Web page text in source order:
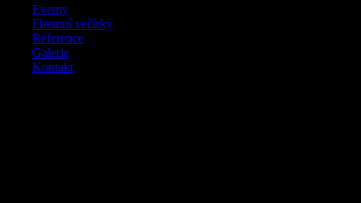
Eventy
Firemní večírky
Reference
Galerie
Kontakt